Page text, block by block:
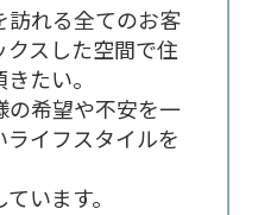
訪れる全てのお客
スした空間で住
たい。
の希望や不安を一
イフスタイルを
います。